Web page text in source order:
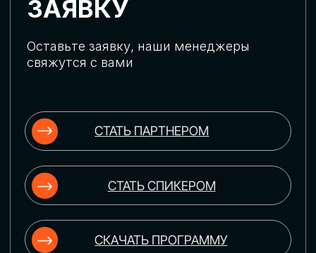
массовом использовании ИИ-
инструментов, обеспечении
ИСКУССТВЕННЫЙ
Узнаем как компании адаптируются к
новой ИИ-реальности. Как ИИ-
сотрудники становятся
«полноправными» членами команды, как
ИИ-помощники забирают на себя рутину
и как можно значительно увеличить
производительность без огромных
затрат на нейросети
ЦИФРОВИЗАЦИЯ
УПРАВЛЕНИЯ ПЕРСОНАЛОМ